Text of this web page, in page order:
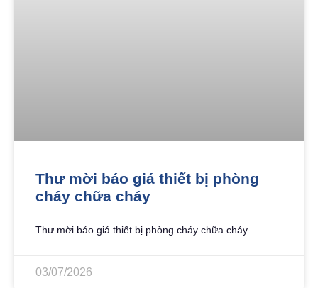
Thư mời báo giá thiết bị phòng
cháy chữa cháy
Thư mời báo giá thiết bị phòng cháy chữa cháy
03/07/2026